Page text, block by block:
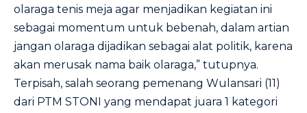
olaraga tenis meja agar menjadikan kegiatan ini
sebagai momentum untuk bebenah, dalam artian
jangan olaraga dijadikan sebagai alat politik, karena
akan merusak nama baik olaraga,” tutupnya.
Terpisah, salah seorang pemenang Wulansari (11)
dari PTM STONI yang mendapat juara 1 kategori